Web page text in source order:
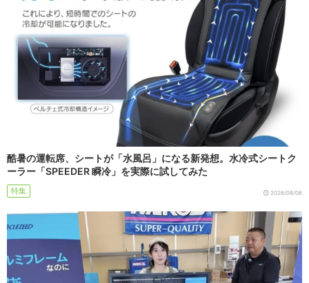
酷暑の運転席、シートが「水風呂」になる新発想。水冷式シートク
ーラー「SPEEDER 瞬冷」を実際に試してみた
特集 2026/08/06